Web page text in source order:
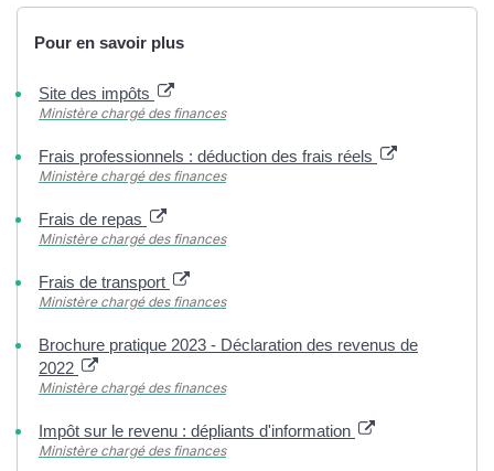
Pour en savoir plus
Site des impôts
Ministère chargé des finances
Frais professionnels : déduction des frais réels
Ministère chargé des finances
Frais de repas
Ministère chargé des finances
Frais de transport
Ministère chargé des finances
Brochure pratique 2023 - Déclaration des revenus de
2022
Ministère chargé des finances
Impôt sur le revenu : dépliants d'information
Ministère chargé des finances